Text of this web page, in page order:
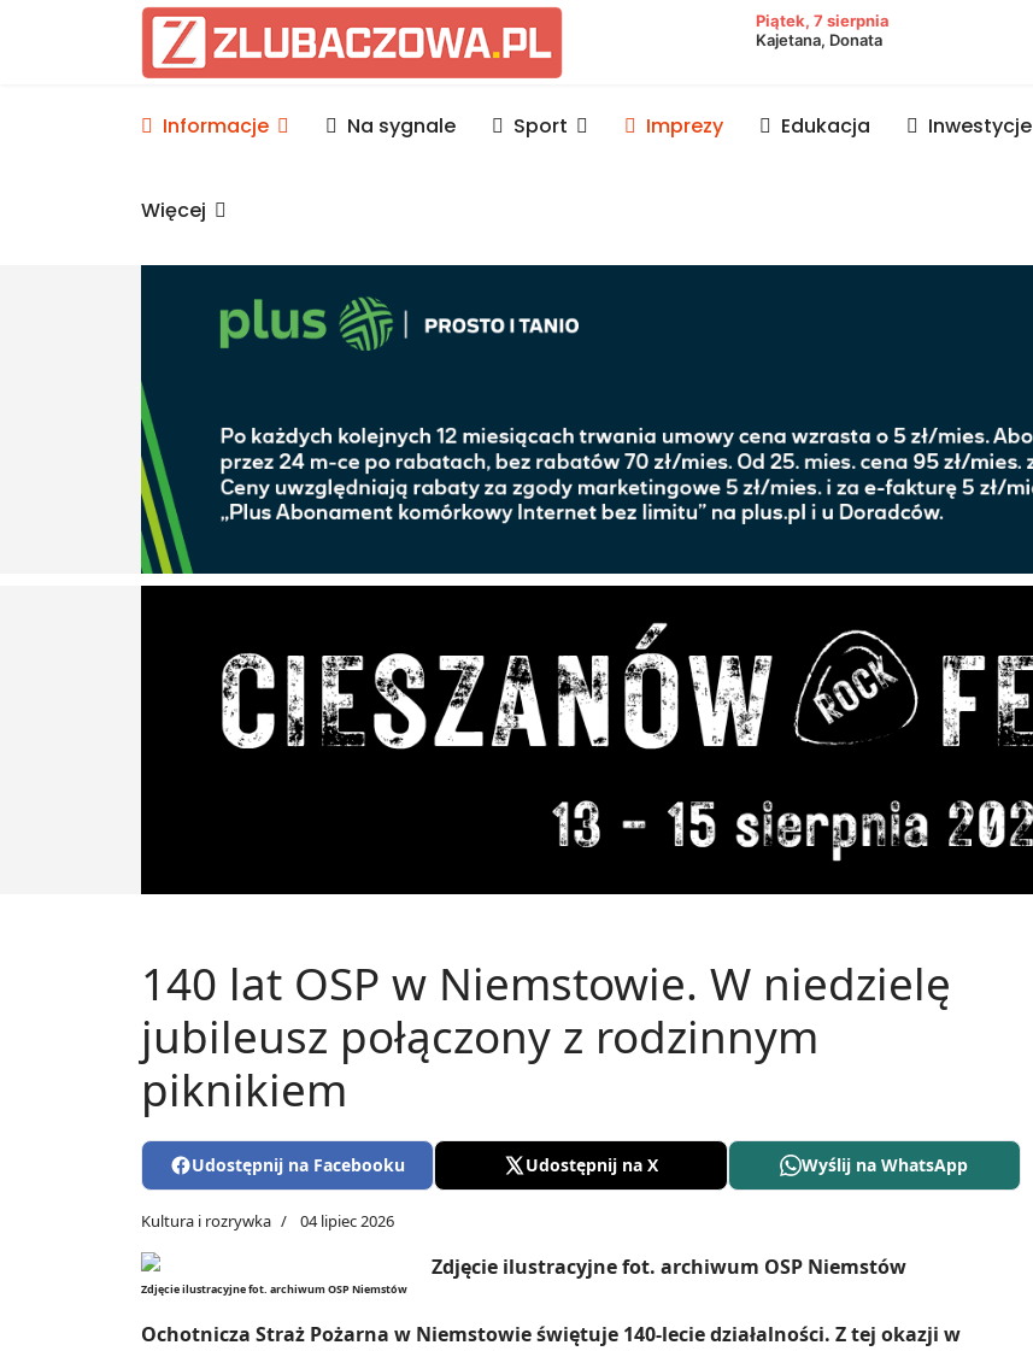
Informacje Lubaczów, powiat lubaczowski
Piątek, 7 sierpnia
Kajetana, Donata
Informacje Na sygnale Sport Imprezy Edukacja Inwestycje
Więcej
140 lat OSP w Niemstowie. W niedzielę
jubileusz połączony z rodzinnym
piknikiem
Udostępnij na Facebooku Udostępnij na X Wyślij na WhatsApp
Kultura i rozrywka 04 lipiec 2026
Zdjęcie ilustracyjne fot. archiwum OSP Niemstów
Ochotnicza Straż Pożarna w Niemstowie świętuje 140-lecie działalności. Z tej okazji w